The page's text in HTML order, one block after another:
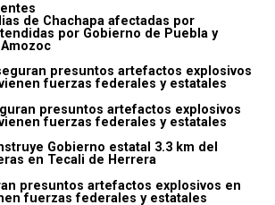
de Chachapa afectadas por
por Gobierno de Puebla y
presuntos artefactos explosivos
fuerzas federales y estatales
presuntos artefactos explosivos
fuerzas federales y estatales
Gobierno estatal 3.3 km del
en Tecali de Herrera
presuntos artefactos explosivos en
fuerzas federales y estatales